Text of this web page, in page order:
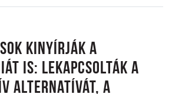
kinyírják a
is: lekapcsolták a
alternatívát, a